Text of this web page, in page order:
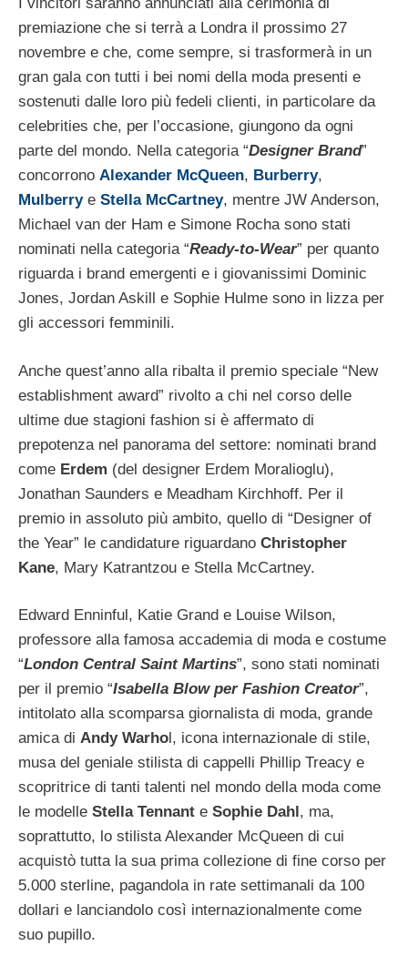
premiazione che si terrà a Londra il prossimo 27
novembre e che, come sempre, si trasformerà in un
gran gala con tutti i bei nomi della moda presenti e
sostenuti dalle loro più fedeli clienti, in particolare da
celebrities che, per l’occasione, giungono da ogni
parte del mondo. Nella categoria “Designer Brand”
concorrono Alexander McQueen, Burberry,
Mulberrye Stella McCartney, mentre JW Anderson,
Michael van der Ham e Simone Rocha sono stati
nominati nella categoria “Ready-to-Wear” per quanto
riguarda i brand emergenti e i giovanissimi Dominic
Jones, Jordan Askill e Sophie Hulme sono in lizza per
gli accessori femminili.
Anche quest’anno alla ribalta il premio speciale “New
establishment award” rivolto a chi nel corso delle
ultime due stagioni fashion si è affermato di
prepotenza nel panorama del settore: nominati brand
come Erdem (del designer Erdem Moralioglu),
Jonathan Saunders e Meadham Kirchhoff. Per il
premio in assoluto più ambito, quello di “Designer of
the Year” le candidature riguardano Christopher
Kane, Mary Katrantzou e Stella McCartney.
Edward Enninful, Katie Grand e Louise Wilson,
professore alla famosa accademia di moda e costume
“London Central Saint Martins”, sono stati nominati
per il premio “Isabella Blow per Fashion Creator”,
intitolato alla scomparsa giornalista di moda, grande
amica di Andy Warho l, icona internazionale di stile,
musa del geniale stilista di cappelli Phillip Treacy e
scopritrice di tanti talenti nel mondo della moda come
le modelle Stella Tennant e Sophie Dahl , ma,
soprattutto, lo stilista Alexander McQueen di cui
acquistò tutta la sua prima collezione di fine corso per
5.000 sterline, pagandola in rate settimanali da 100
dollari e lanciandolo così internazionalmente come
suo pupillo.